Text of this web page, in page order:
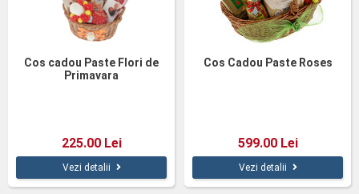
Cos cadou Paste Flori de
Primavara
225.00 Lei
Vezi detalii
Cos Cadou Paste Roses
599.00 Lei
Vezi detalii